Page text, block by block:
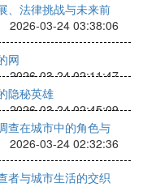
、法律挑战与未来前
2026-03-24 03:38:06
网
2026-03-24 02:11:47
隐秘英雄
2026-03-24 02:45:09
查在城市中的角色与
2026-03-24 02:32:36
者与城市生活的交织